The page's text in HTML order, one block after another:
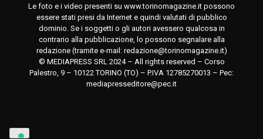
Le foto e i video presenti su www.torinomagazine.it possono
essere stati presi da Internet e quindi valutati di pubblico
dominio. Se i soggetti o gli autori avessero qualcosa in
contrario alla pubblicazione, lo possono segnalare alla
redazione (tramite e-mail: redazione@torinomagazine.it)
© MEDIAPRESS SRL 2024 – All rights reserved – Corso
Palestro, 9 – 10122 TORINO (TO) – P.IVA 12785270013 – Pec:
mediapresseditore@pec.it